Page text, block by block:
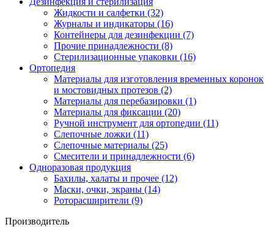
Жидкости и салфетки (32)
Журналы и индикаторы (16)
Контейнеры для дезинфекции (7)
Прочие принадлежности (8)
Стерилизационные упаковки (16)
Ортопедия
Материалы для изготовления временных коронок
и мостовидных протезов (2)
Материалы для перебазировки (1)
Материалы для фиксации (20)
Ручной инструмент для ортопедии (11)
Слепочные ложки (11)
Слепочные материалы (25)
Смесители и принадлежности (6)
Одноразовая продукция
Бахилы, халаты и прочее (12)
Маски, очки, экраны (14)
Роторасширители (9)
Производитель